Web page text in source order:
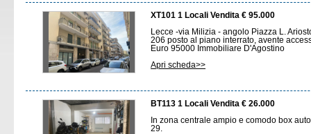
XT101 1 Locali Vendita € 95.000
Lecce -via Milizia - angolo Piazza L.
206 posto al piano interrato, avente
Euro 95000 Immobiliare D'Agostino
Apri scheda>>
BT113 1 Locali Vendita € 26.000
In zona centrale ampio e comodo box
29.